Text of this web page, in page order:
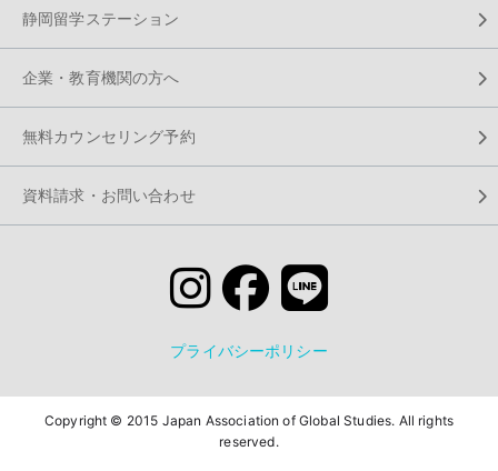
静岡留学ステーション
企業・教育機関の方へ
無料カウンセリング予約
資料請求・お問い合わせ
プライバシーポリシー
Copyright © 2015 Japan Association of Global Studies. All rights
reserved.